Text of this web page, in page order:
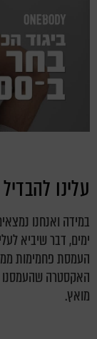
עלינו
במידה ואנחנו
ימים, דבר שיביא
העמסת פחמימות
האקסטרה שהעמסנו
מואץ.